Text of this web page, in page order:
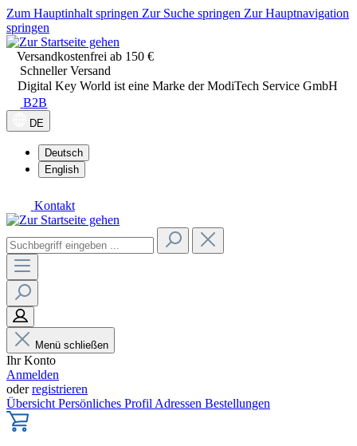
Zum Hauptinhalt springen Zur Suche springen Zur Hauptnavigation
springen
Versandkostenfrei ab 150 €
Schneller Versand
Digital Key World ist eine Marke der ModiTech Service GmbH
B2B
DE
Deutsch
English
Kontakt
Menü schließen
Ihr Konto
Anmelden
oderregistrieren
Übersicht Persönliches Profil Adressen Bestellungen